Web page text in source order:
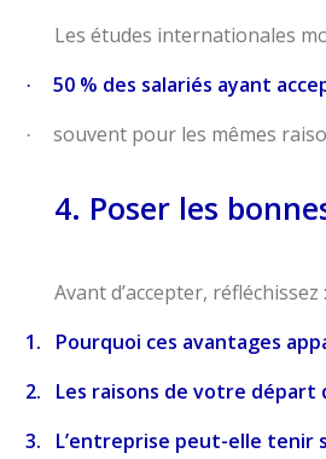
Les études internationales
· 50 % des salariés ayant
· souvent pour les mêmes
4. Poser les
Avant d’accepter, réfléchissez :
1.
Pourquoi ces avantages
2.
Les raisons de votre
3.
L’entreprise peut-elle tenir